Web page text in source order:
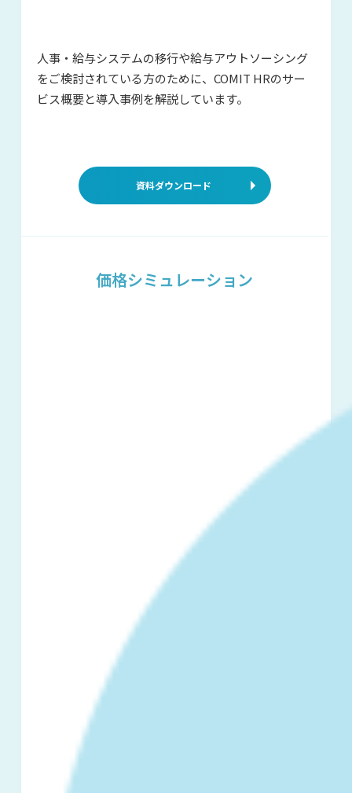
人事・給与システムの移行や給与アウ トソーシング
をご検討されている方のために、COMIT HRのサー
ビス概要と導入事例を解説しています。
資料ダウンロード
価格シミュレーション